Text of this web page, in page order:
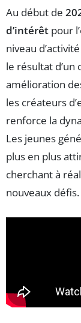
Au début de
d’intérêt pour
niveau
le résultat d’un
amélioration
les créateurs
renforce la
Les jeunes
plus en plus
cherchant à
nouveaux défis.